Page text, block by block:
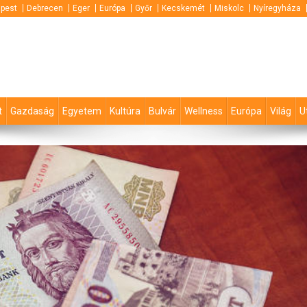
Debrecen Eger Európa Győr Kecskemét Miskolc Nyíregyháza
Gazdaság Egyetem Kultúra Bulvár Wellness Európa Világ